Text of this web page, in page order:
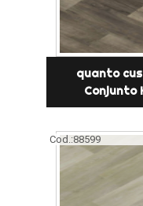
quanto
Conjunto
Cod.:88599